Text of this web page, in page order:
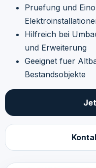
Pruefung und
Hilfreich bei
und Erweiterung
Geeignet fuer
Bestandsobjekte